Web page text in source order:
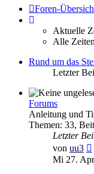
Foren-
Aktuelle
Alle
Rund um das
Letzter
Forums
Anleitung und
Themen: 33,
Letzter
von uu3
Mi 27.